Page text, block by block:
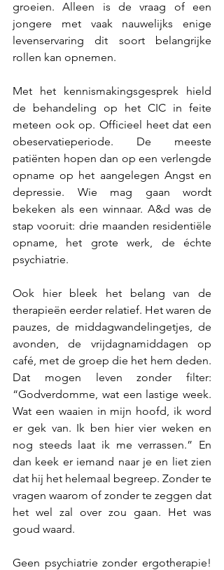
groeien. Alleen is de vraag of een
jongere met vaak nauwelijks enige
levenservaring dit soort belangrijke
rollen kan opnemen.
Met het kennismakingsgesprek hield
de behandeling op het CIC in feite
meteen ook op. Officieel heet dat een
obeservatieperiode. De meeste
patiënten hopen dan op een verlengde
opname op het aangelegen Angst en
depressie. Wie mag gaan wordt
bekeken als een winnaar. A&d was de
stap vooruit: drie maanden residentiële
opname, het grote werk, de échte
psychiatrie.
Ook hier bleek het belang van de
therapieën eerder relatief. Het waren de
pauzes, de middagwandelingetjes, de
avonden, de vrijdagnamiddagen op
café, met de groep die het hem deden.
Dat mogen leven zonder filter:
“Godverdomme, wat een lastige week.
Wat een waaien in mijn hoofd, ik word
er gek van. Ik ben hier vier weken en
nog steeds laat ik me verrassen.” En
dan keek er iemand naar je en liet zien
dat hij het helemaal begreep. Zonder te
vragen waarom of zonder te zeggen dat
het wel zal over zou gaan. Het was
goud waard.
Geen psychiatrie zonder ergotherapie!